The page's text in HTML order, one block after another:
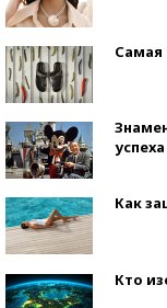
Самая
Как
Кто